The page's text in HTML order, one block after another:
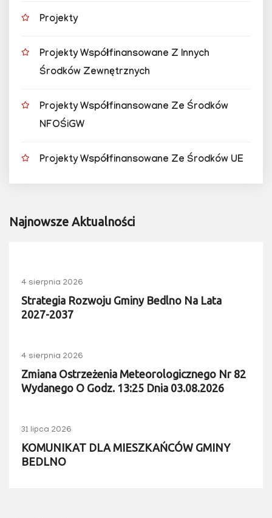
Projekty
Projekty Współfinansowane Z Innych
Środków Zewnętrznych
Projekty Współfinansowane Ze Środków
NFOŚiGW
Projekty Współfinansowane Ze Środków UE
Najnowsze Aktualności
4 sierpnia 2026
Strategia Rozwoju Gminy Bedlno Na Lata
2027-2037
4 sierpnia 2026
Zmiana Ostrzeżenia Meteorologicznego Nr 82
Wydanego O Godz. 13:25 Dnia 03.08.2026
31 lipca 2026
KOMUNIKAT DLA MIESZKAŃCÓW GMINY
BEDLNO